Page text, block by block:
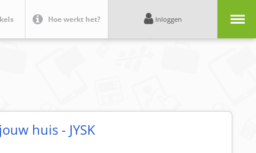
Hoe werkt het? Inloggen
huis - JYSK